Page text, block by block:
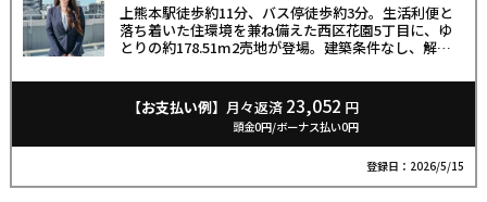
上熊本駅徒歩約11分、バス停徒歩約3分。生活利便と
落ち着いた住環境を兼ね備えた西区花園5丁目に、ゆ
とりの約178.51m2売地が登場。建築条件なし、解体
族の暮らしにうれしい住環境。コンビニや郵便局も徒
歩圏内、理想の住まいをこの場所から。
【お支払い例】 月々返済 23,052 円
頭金0円/ボーナス払い0円
登録日：2026/5/15